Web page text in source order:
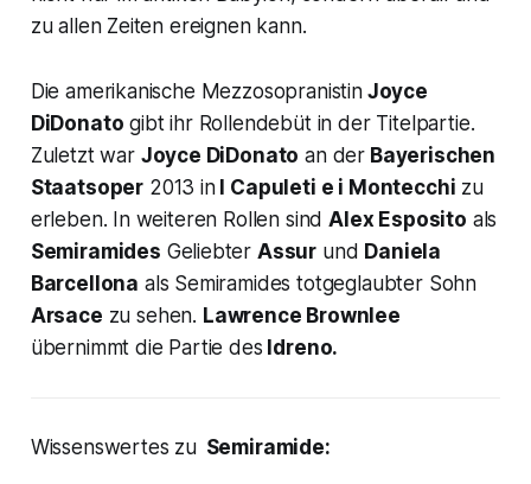
zu allen Zeiten ereignen kann.
Die amerikanische MezzosopranistinJoyce
DiDonato gibt ihr Rollendebüt in der Titelpartie.
Zuletzt war Joyce DiDonato an der Bayerischen
Staatsoper 2013 inI Capuleti e i Montecchi zu
erleben. In weiteren Rollen sindAlex Esposito als
Semiramides Geliebter Assur und Daniela
Barcellona als Semiramides totgeglaubter Sohn
Arsace zu sehen. Lawrence Brownlee
übernimmt die Partie des Idreno.
Wissenswertes zuSemiramide: